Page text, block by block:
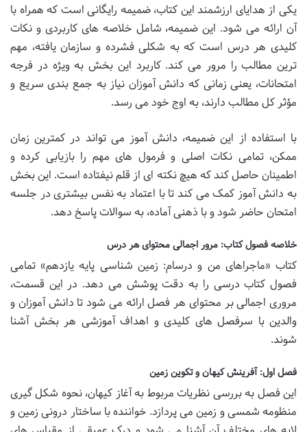
یکی از هدایای ارزشمند این کتاب، ضمیمه رایگانی است که همراه با
آن ارائه می شود. این ضمیمه، شامل خلاصه های کاربردی و نکات
کلیدی هر درس است که به شکلی فشرده و سازمان یافته، مهم
ترین مطالب را مرور می کند. کاربرد این بخش به ویژه در فرجه
امتحانات، یعنی زمانی که دانش آموزان نیاز به جمع بندی سریع و
مؤثر کل مطالب دارند، به اوج خود می رسد.
با استفاده از این ضمیمه، دانش آموز می تواند در کمترین زمان
ممکن، تمامی نکات اصلی و فرمول های مهم را بازیابی کرده و
اطمینان حاصل کند که هیچ نکته ای از قلم نیفتاده است. این بخش
به دانش آموز کمک می کند تا با اعتماد به نفس بیشتری در جلسه
امتحان حاضر شود و با ذهنی آماده، به سوالات پاسخ دهد.
خلاصه فصول کتاب: مرور اجمالی محتوای هر درس
کتاب «ماجراهای من و درسام: زمین شناسی پایه یازدهم» تمامی
فصول کتاب درسی را به دقت پوشش می دهد. در این قسمت،
مروری اجمالی بر محتوای هر فصل ارائه می شود تا دانش آموزان و
والدین با سرفصل های کلیدی و اهداف آموزشی هر بخش آشنا
شوند.
فصل اول: آفرینش کیهان و تکوین زمین
این فصل به بررسی نظریات مربوط به آغاز کیهان، نحوه شکل گیری
منظومه شمسی و زمین می پردازد. خواننده با ساختار درونی زمین و